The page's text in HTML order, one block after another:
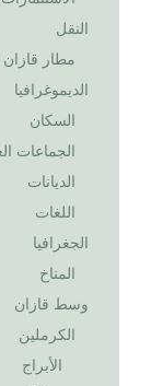
النقل
مطار قازان
الديموغرافيا
السكان
الجماعات
الديانات
اللغات
الجغرافيا
المناخ
وسط قازان
الكرملين
الأبراج